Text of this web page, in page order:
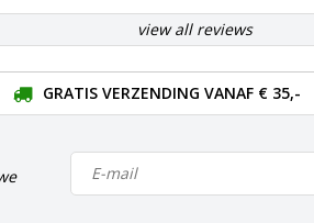
view all reviews
GRATIS VERZENDING VANAF € 35,-